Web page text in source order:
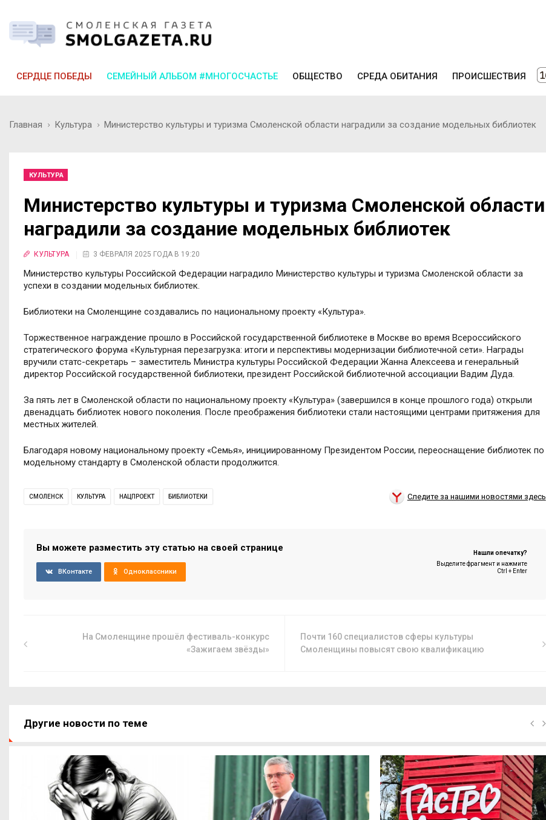
СЕРДЦЕ ПОБЕДЫ СЕМЕЙНЫЙ АЛЬБОМ #МНОГОСЧАСТЬЕ ОБЩЕСТВО СРЕДА ОБИТАНИЯ ПРОИСШЕСТВИЯ
Главная Культура Министерство культуры и туризма Смоленской области наградили за создание модельных библиотек
КУЛЬТУРА
Министерство культуры и туризма Смоленской области
наградили за создание модельных библиотек
КУЛЬТУРА 3 ФЕВРАЛЯ 2025 ГОДА В 19:20
Министерство культуры Российской Федерации наградило Министерство культуры и туризма Смоленской области за
успехи в создании модельных библиотек.
Библиотеки на Смоленщине создавались по национальному проекту «Культура».
Торжественное награждение прошло в Российской государственной библиотеке в Москве во время Всероссийского
стратегического форума «Культурная перезагрузка: итоги и перспективы модернизации библиотечной сети». Награды
вручили статс-секретарь – заместитель Министра культуры Российской Федерации Жанна Алексеева и генеральный
директор Российской государственной библиотеки, президент Российской библиотечной ассоциации Вадим Дуда.
За пять лет в Смоленской области по национальному проекту «Культура» (завершился в конце прошлого года) открыли
двенадцать библиотек нового поколения. После преображения библиотеки стали настоящими центрами притяжения для
местных жителей.
Благодаря новому национальному проекту «Семья», инициированному Президентом России, переоснащение библиотек по
модельному стандарту в Смоленской области продолжится.
СМОЛЕНСК КУЛЬТУРА НАЦПРОЕКТ БИБЛИОТЕКИ Следите за нашими новостями здесь
Вы можете разместить эту статью на своей странице
ВКонтакте Одноклассники
Нашли опечатку?
Выделите фрагмент и нажмите
Ctrl + Enter
На Смоленщине прошёл фестиваль-конкурс
«Зажигаем звёзды»
Почти 160 специалистов сферы культуры
Смоленщины повысят свою квалификацию
Другие новости по теме